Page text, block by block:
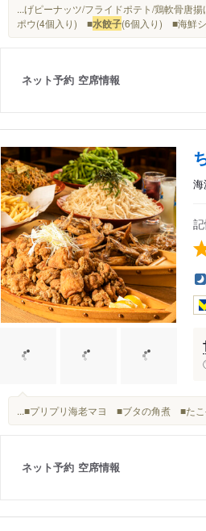
...げピーナッツ/フライドポテト/鶏軟骨唐
ポウ(4個入り) ■水餃子(6個入り) ■海鮮シ
ネット予約 空席情報
...■プリプリ海老マヨ ■ブタの角煮 ■た
ネット予約 空席情報